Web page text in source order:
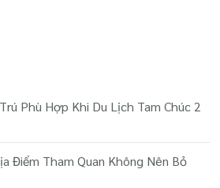
Phù Hợp Khi Du Lịch Tam Chúc 2
Điểm Tham Quan Không Nên Bỏ